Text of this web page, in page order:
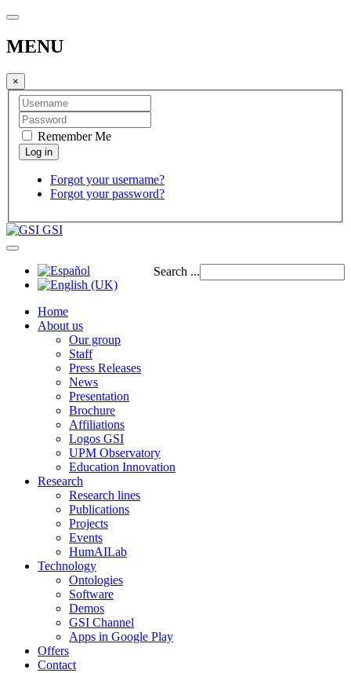
MENU
×
Remember Me
Forgot your username?
Forgot your password?
GSI
Search ...
Home
About us
Our group
Staff
Press Releases
News
Presentation
Brochure
Affiliations
Logos GSI
UPM Observatory
Education Innovation
Research
Research lines
Publications
Projects
Events
HumAILab
Technology
Ontologies
Software
Demos
GSI Channel
Apps in Google Play
Offers
Contact